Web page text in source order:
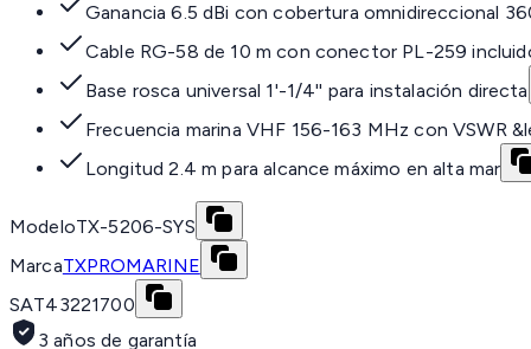
Ganancia 6.5 dBi con cobertura omnidireccional
Cable RG-58 de 10 m con conector PL-259
Base rosca universal 1'-1/4'' para instalación directa
Frecuencia marina VHF 156-163 MHz con VSWR
Longitud 2.4 m para alcance máximo en alta mar
ModeloTX-5206-SYS
MarcaTXPROMARINE
SAT43221700
3 años de garantía